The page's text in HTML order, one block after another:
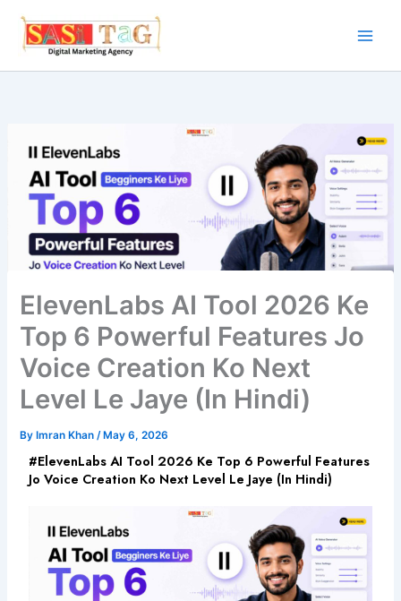
content
ElevenLabs AI Tool 2026 Ke
Top 6 Powerful Features Jo
Voice Creation Ko Next
Level Le Jaye (In Hindi)
By Imran Khan/ May 6, 2026
#ElevenLabs AI Tool 2026 Ke Top 6 Powerful Features
Jo Voice Creation Ko Next Level Le Jaye (In Hindi)